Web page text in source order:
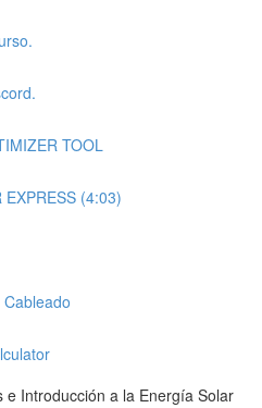
TOOL
EXPRESS (4:03)
e Introducción a la Energía Solar